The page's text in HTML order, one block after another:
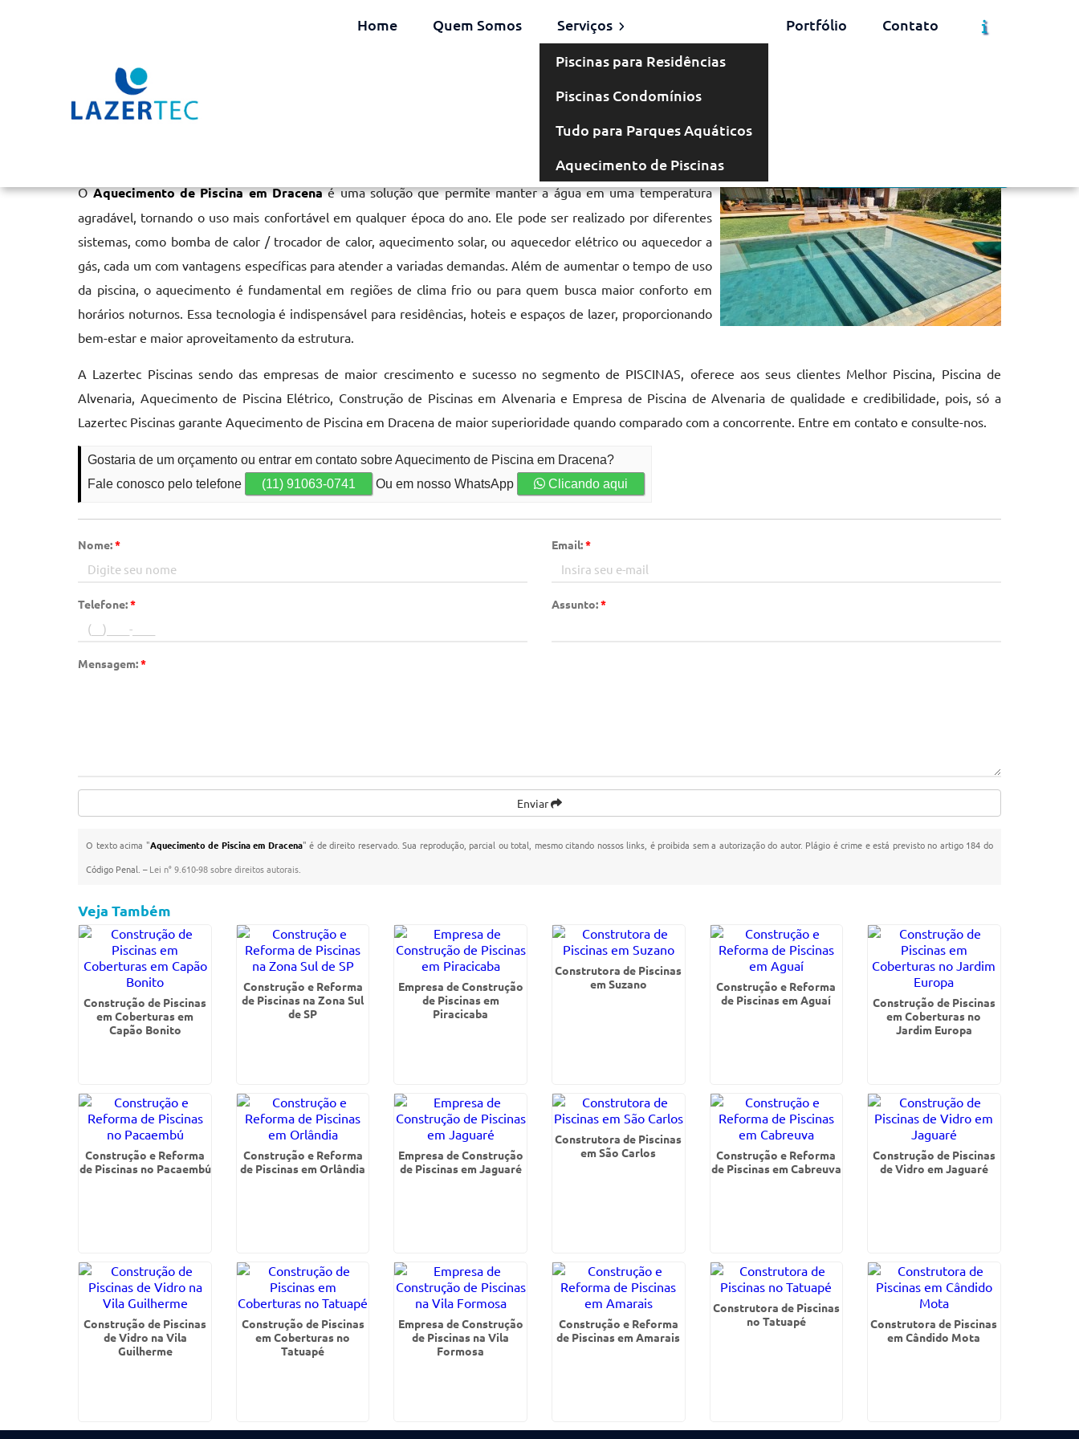
Home Quem Somos
Serviços
Piscinas para Residências
Piscinas Condomínios
Tudo para Parques Aquáticos
Aquecimento de Piscinas
Portfólio Contato
Aquecimento de Piscina em Dracena
OAquecimento de Piscina em Dracenaé uma solução que permite manter a água em uma temperatura
agradável, tornando o uso mais confortável em qualquer época do ano. Ele pode ser realizado por diferentes
sistemas, como bomba de calor / trocador de calor, aquecimento solar, ou aquecedor elétrico ou aquecedor a
gás, cada um com vantagens específicas para atender a variadas demandas. Além de aumentar o tempo de uso
da piscina, o aquecimento é fundamental em regiões de clima frio ou para quem busca maior conforto em
horários noturnos. Essa tecnologia é indispensável para residências, hoteis e espaços de lazer, proporcionando
bem-estar e maior aproveitamento da estrutura.
A Lazertec Piscinas sendo das empresas de maior crescimento e sucesso no segmento de PISCINAS, oferece aos seus clientes Melhor Piscina, Piscina de
Alvenaria, Aquecimento de Piscina Elétrico, Construção de Piscinas em Alvenaria e Empresa de Piscina de Alvenaria de qualidade e credibilidade, pois, só a
Lazertec Piscinas garante Aquecimento de Piscina em Dracena de maior superioridade quando comparado com a concorrente. Entre em contato e consulte-nos.
Gostaria de um orçamento ou entrar em contato sobre Aquecimento de Piscina em Dracena?
Fale conosco pelo telefone
(11) 91063-0741 Ou em nosso WhatsApp Clicando aqui
Nome:* Email:*
Telefone:* Assunto:*
Mensagem:*
Enviar
O texto acima "Aquecimento de Piscina em Dracena" é de direito reservado. Sua reprodução, parcial ou total, mesmo citando nossos links, é proibida sem a autorização do autor. Plágio é crime e está previsto no artigo 184 do
Código Penal. –Lei n° 9.610-98 sobre direitos autorais
Veja Também
Construção de Piscinas
em Coberturas em
Capão Bonito
Construção e Reforma
de Piscinas na Zona Sul
de SP
Empresa de Construção
de Piscinas em
Piracicaba
Construtora de Piscinas
em Suzano
Construção e Reforma
de Piscinas em Aguaí
Construção de Piscinas
em Coberturas no
Jardim Europa
Construção e Reforma
de Piscinas no Pacaembú
Construção e Reforma
de Piscinas em Orlândia
Empresa de Construção
de Piscinas em Jaguaré
Construtora de Piscinas
em São Carlos
Construção e Reforma
de Piscinas em Cabreuva
Construção de Piscinas
de Vidro em Jaguaré
Construção de Piscinas
de Vidro na Vila
Guilherme
Construção de Piscinas
em Coberturas no
Tatuapé
Empresa de Construção
de Piscinas na Vila
Formosa
Construção e Reforma
de Piscinas em Amarais
Construtora de Piscinas
no Tatuapé
Construtora de Piscinas
em Cândido Mota